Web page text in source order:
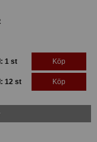
1 st Köp
12 st Köp